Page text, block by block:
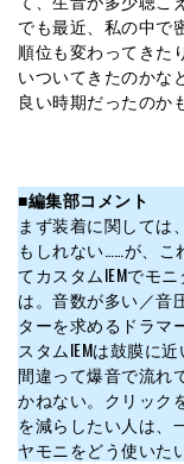
でも最近、私の中で
順位も変わってきた
いついてきたのかな
良い時期だったのか
■編集部コメント
まず装着に関しては
もしれない……が、こ
てカスタムIEMでモ
は。音数が多い／音
ターを求めるドラマ
スタムIEMは鼓膜に
間違って爆音で流れ
かねない。クリック
を減らしたい人は
ヤモニをどう使いた